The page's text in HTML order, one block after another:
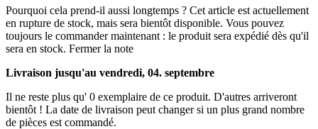
Pourquoi cela prend-il aussi longtemps ? Cet article est actuellement
en rupture de stock, mais sera bientôt disponible. Vous pouvez
toujours le commander maintenant : le produit sera expédié dès qu'il
sera en stock. Fermer la note
Livraison jusqu'au vendredi, 04. septembre
Il ne reste plus qu' 0 exemplaire de ce produit. D'autres arriveront
bientôt ! La date de livraison peut changer si un plus grand nombre
de pièces est commandé.